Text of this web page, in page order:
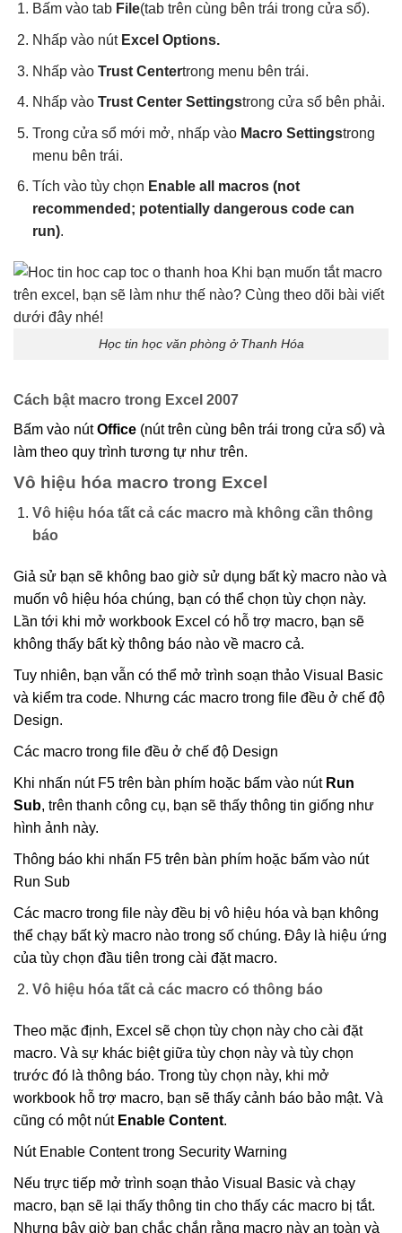
Bấm vào tab File(tab trên cùng bên trái trong cửa sổ).
Nhấp vào nút Excel Options.
Nhấp vào Trust Centertrong menu bên trái.
Nhấp vào Trust Center Settingstrong cửa sổ bên phải.
Trong cửa sổ mới mở, nhấp vào Macro Settingstrong
menu bên trái.
Tích vào tùy chọn Enable all macros (not
recommended; potentially dangerous code can
run).
Học tin học văn phòng ở Thanh Hóa
Cách bật macro trong Excel 2007
Bấm vào nútOffice (nút trên cùng bên trái trong cửa sổ) và
làm theo quy trình tương tự như trên.
Vô hiệu hóa macro trong Excel
Vô hiệu hóa tất cả các macro mà không cần thông
báo
Giả sử bạn sẽ không bao giờ sử dụng bất kỳ macro nào và
muốn vô hiệu hóa chúng, bạn có thể chọn tùy chọn này.
Lần tới khi mở workbook Excel có hỗ trợ macro, bạn sẽ
không thấy bất kỳ thông báo nào về macro cả.
Tuy nhiên, bạn vẫn có thể mở trình soạn thảo Visual Basic
và kiểm tra code. Nhưng các macro trong file đều ở chế độ
Design.
Các macro trong file đều ở chế độ Design
Khi nhấn nút F5 trên bàn phím hoặc bấm vào nút Run
Sub, trên thanh công cụ, bạn sẽ thấy thông tin giống như
hình ảnh này.
Thông báo khi nhấn F5 trên bàn phím hoặc bấm vào nút
Run Sub
Các macro trong file này đều bị vô hiệu hóa và bạn không
thể chạy bất kỳ macro nào trong số chúng. Đây là hiệu ứng
của tùy chọn đầu tiên trong cài đặt macro.
Vô hiệu hóa tất cả các macro có thông báo
Theo mặc định, Excel sẽ chọn tùy chọn này cho cài đặt
macro. Và sự khác biệt giữa tùy chọn này và tùy chọn
trước đó là thông báo. Trong tùy chọn này, khi mở
workbook hỗ trợ macro, bạn sẽ thấy cảnh báo bảo mật. Và
cũng có một nút Enable Content.
Nút Enable Content trong Security Warning
Nếu trực tiếp mở trình soạn thảo Visual Basic và chạy
macro, bạn sẽ lại thấy thông tin cho thấy các macro bị tắt.
Nhưng bây giờ bạn chắc chắn rằng macro này an toàn và